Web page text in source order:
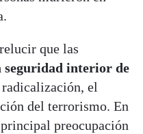
que las
seguridad interior de
el
del terrorismo. En
preocupación